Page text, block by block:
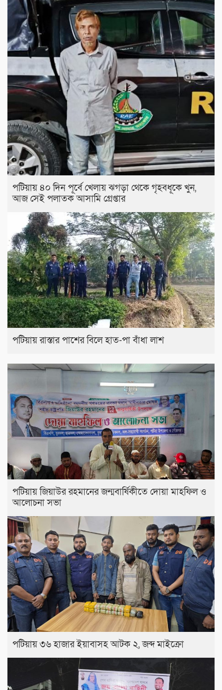
পটিয়ায় ৪০ দিন পূর্বে খেলায় ঝগড়া থেকে গৃহবধূকে খুন,
আজ সেই পলাতক আসামি গ্রেপ্তার
পটিয়ায় রাস্তার পাশের বিলে হাত-পা বাঁধা লাশ
পটিয়ায় জিয়াউর রহমানের জন্মবার্ষিকীতে দোয়া মাহফিল ও
আলোচনা সভা
পটিয়ায় ৩৬ হাজার ইয়াবাসহ আটক ২, জব্দ মাইক্রো